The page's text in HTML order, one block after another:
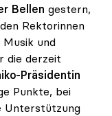
Bellen gestern,
Rektorinnen
und
die derzeit
Präsidentin
Punkte, bei
Unterstützung